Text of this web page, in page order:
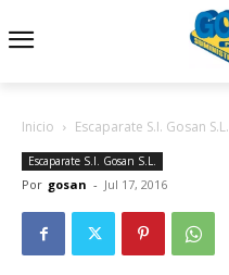
Inicio Escaparate S.I. Gosan S.L.
Escaparate S.I. Gosan S.L.
Por gosan - Jul 17, 2016